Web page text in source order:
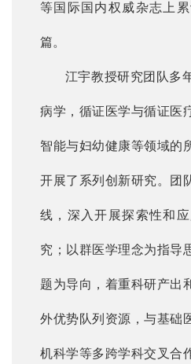
等国际国内权威杂志上
篇。
江宇教授研究团队多
病学，循证医学与循证医
智能与妇幼健康等领域的
开展了系列创新研究。团
线，深入开展探索性和
究；以群医学理念为指导
题为导向，着重科研产出
外优势队列资源，与基础
机科学等多跨学科交叉合